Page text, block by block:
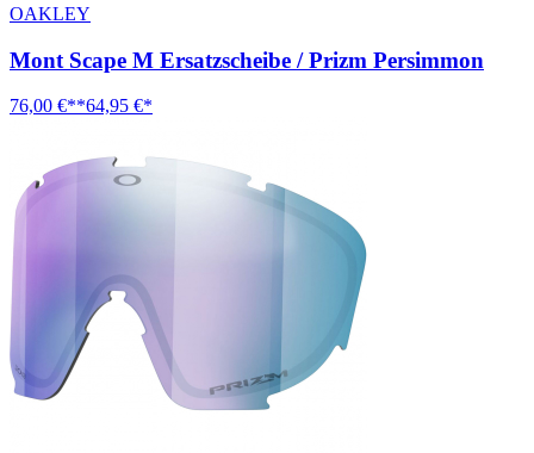
OAKLEY
Mont Scape M Ersatzscheibe / Prizm Persimmon
76,00 €**64,95 €*